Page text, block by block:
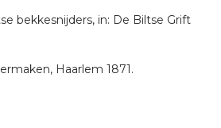
bekkesnijders, in: De Biltse Grift
Haarlem 1871.